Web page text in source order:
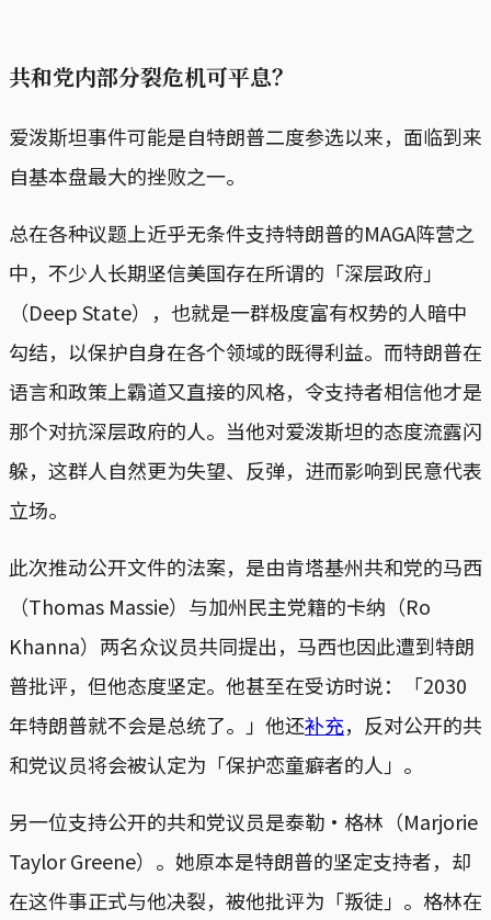
共和党内部分裂危机可平息？
爱泼斯坦事件可能是自特朗普二度参选以来，面临到来
自基本盘最大的挫败之一。
总在各种议题上近乎无条件支持特朗普的MAGA阵营之
中，不少人长期坚信美国存在所谓的「深层政府」
（Deep State），也就是一群极度富有权势的人暗中
勾结，以保护自身在各个领域的既得利益。而特朗普在
语言和政策上霸道又直接的风格，令支持者相信他才是
那个对抗深层政府的人。当他对爱泼斯坦的态度流露闪
躲，这群人自然更为失望、反弹，进而影响到民意代表
立场。
此次推动公开文件的法案，是由肯塔基州共和党的马西
（Thomas Massie）与加州民主党籍的卡纳（Ro
Khanna）两名众议员共同提出，马西也因此遭到特朗
普批评，但他态度坚定。他甚至在受访时说：「2030
年特朗普就不会是总统了。」他还补充，反对公开的共
和党议员将会被认定为「保护恋童癖者的人」。
另一位支持公开的共和党议员是泰勒‧格林（Marjorie
Taylor Greene）。她原本是特朗普的坚定支持者，却
在这件事正式与他决裂，被他批评为「叛徒」。格林在